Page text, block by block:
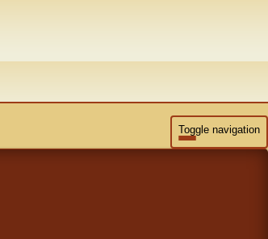
Toggle navigation